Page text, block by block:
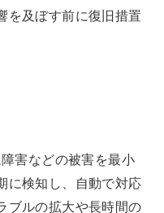
を及ぼす前に復旧措置
害などの被害を最小
に検知し、自動で対応
ブルの拡大や長時間の